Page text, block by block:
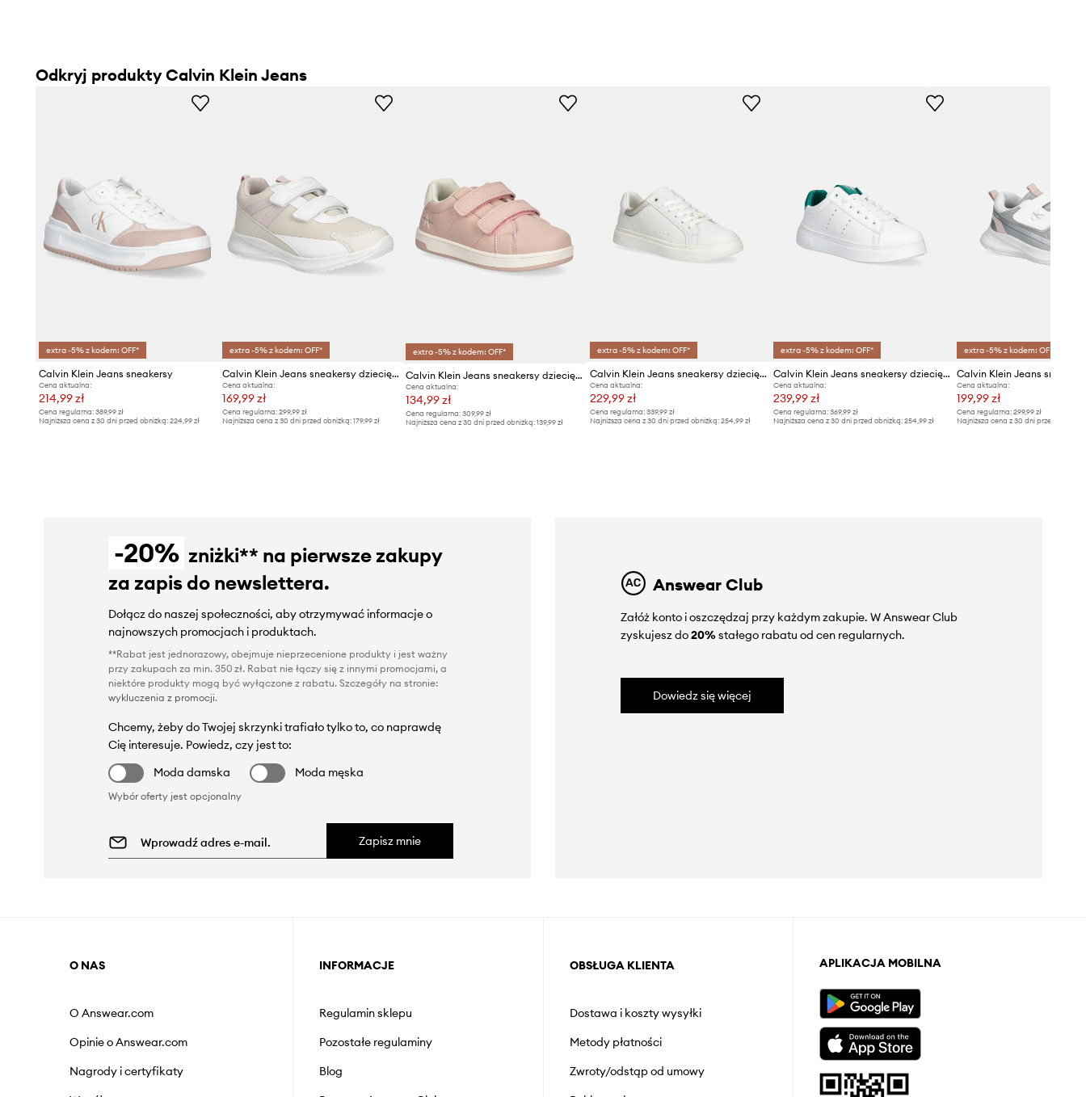
Odkryj produkty Calvin Klein Jeans
extra -5% z kodem: OFF*
Calvin Klein Jeans sneakersy
Cena aktualna:
214,99 zł
Cena regularna: 389,99 zł
Najniższa cena z 30 dni przed obniżką: 224,99 zł
extra -5% z kodem: OFF*
Calvin Klein Jeans sneakersy dziecięce
Cena aktualna:
169,99 zł
Cena regularna:299,99 zł
Najniższa cena z 30 dni przed obniżką:179,99 zł
extra -5% z kodem: OFF*
Calvin Klein Jeans sneakersy dziecięce
Cena aktualna:
134,99 zł
Cena regularna: 309,99 zł
Najniższa cena z 30 dni przed obniżką: 139,99 zł
extra -5% z kodem: OFF*
Calvin Klein Jeans sneakersy dziecięce
Cena aktualna:
229,99 zł
Cena regularna: 339,99 zł
Najniższa cena z 30 dni przed obniżką: 254,99 zł
extra -5% z kodem: OFF*
Calvin Klein Jeans sneakersy dziecięce
Cena aktualna:
239,99 zł
Cena regularna:369,99 zł
Najniższa cena z 30 dni przed obniżką:254,99 zł
extra -5% z kodem: OFF*
Cena aktualna:
199,99 zł
Cena regularna: 299,99 zł
Najniższa cena z 30 dni przed obniżką:
-20% zniżki** na pierwsze zakupy
za zapis do newslettera.
Dołącz do naszej społeczności, aby otrzymywać informacje o
najnowszych promocjach i produktach.
**Rabat jest jednorazowy, obejmuje nieprzecenione produkty i jest ważny
przy zakupach za min. 350 zł. Rabat nie łączy się z innymi promocjami, a
niektóre produkty mogą być wyłączone z rabatu. Szczegóły na stronie:
wykluczenia z promocji.
Chcemy, żeby do Twojej skrzynki trafiało tylko to, co naprawdę
Cię interesuje. Powiedz, czy jest to:
Moda damska
Moda męska
Wybór oferty jest opcjonalny
Zapisz mnie
Answear Club
Załóż konto i oszczędzaj przy każdym zakupie. W Answear Club
zyskujesz do20%stałego rabatu od cen regularnych.
Dowiedz się więcej
O NAS
O Answear.com
Opinie o Answear.com
Nagrody i certyfikaty
INFORMACJE
Regulamin sklepu
Pozostałe regulaminy
Blog
OBSŁUGA KLIENTA
Dostawa i koszty wysyłki
Metody płatności
Zwroty/odstąp od umowy
APLIKACJA MOBILNA